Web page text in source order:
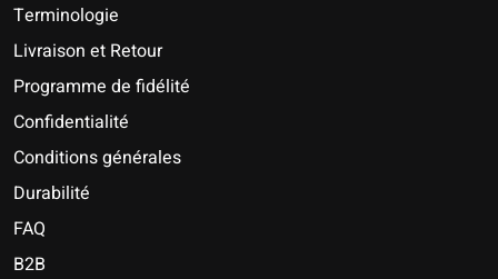
Terminologie
Livraison et Retour
Programme de fidélité
Confidentialité
Conditions générales
Durabilité
FAQ
B2B